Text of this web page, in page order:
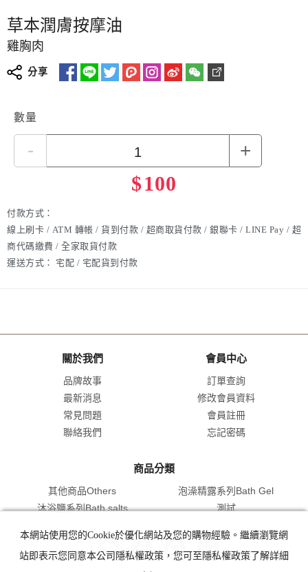
草本潤膚按摩油
雞胸肉
分享
數量
- +
$100
付款方式：
線上刷卡 / ATM 轉帳 / 貨到付款 / 超商取貨付款 / 銀聯卡 / LINE Pay / 超
商代碼繳費 / 全家取貨付款
運送方式：
宅配 / 宅配貨到付款
關於我們
品牌故事
最新消息
常見問題
聯絡我們
會員中心
訂單查詢
修改會員資料
會員註冊
忘記密碼
商品分類
其他商品Others
泡澡精露系列Bath Gel
沐浴鹽系列Bath salts
測試
本網站使用您的Cookie於優化網站及您的購物經驗。繼續瀏覽網
站即表示您同意本公司隱私權政策，您可至隱私權政策了解詳細